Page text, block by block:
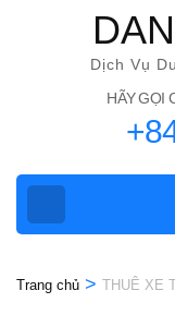
Dịch Vụ
HÃY GỌI
Trang chủ > THUÊ XE